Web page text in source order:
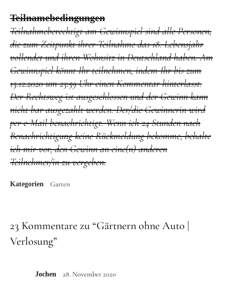
Teilnamebedingungen
Teilnahmeberechtigt am Gewinnspiel sind alle Personen,
die zum Zeitpunkt ihrer Teilnahme das 18. Lebensjahr
vollendet und ihren Wohnsitz in Deutschland haben. Am
Gewinnspiel könnt Ihr teilnehmen, indem Ihr bis zum
13.12.2020 um 23:59 Uhr einen Kommentar hinterlasst.
Der Rechtsweg ist ausgeschlossen und der Gewinn kann
nicht bar ausgezahlt werden. Der/die Gewinnerin wird
per e-Mail benachrichtigt. Wenn ich 24 Stunden nach
Benachrichtigung keine Rückmeldung bekomme, behalte
ich mir vor, den Gewinn an eine(n) anderen
Teilnehmer/in zu vergeben.
Kategorien Garten
23 Kommentare zu “Gärtnern ohne Auto |
Verlosung”
Jochen 28. November 2020